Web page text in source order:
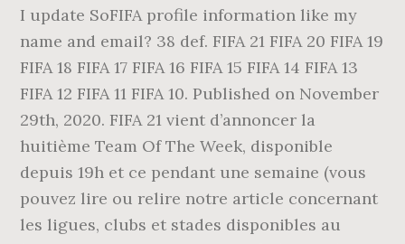
I update SoFIFA profile information like my
name and email? 38 def. FIFA 21 FIFA 20 FIFA 19
FIFA 18 FIFA 17 FIFA 16 FIFA 15 FIFA 14 FIFA 13
FIFA 12 FIFA 11 FIFA 10. Published on November
29th, 2020. FIFA 21 vient d’annoncer la
huitième Team Of The Week, disponible
depuis 19h et ce pendant une semaine (vous
pouvez lire ou relire notre article concernant
les ligues, clubs et stades disponibles au